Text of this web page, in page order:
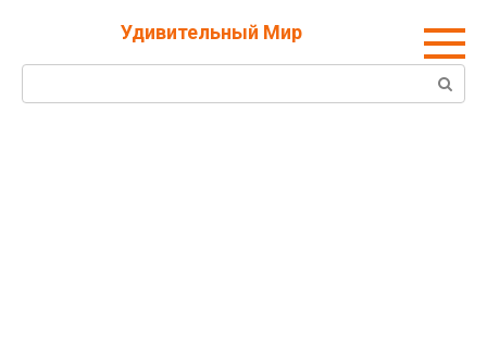
Удивительный Мир
Поиск: